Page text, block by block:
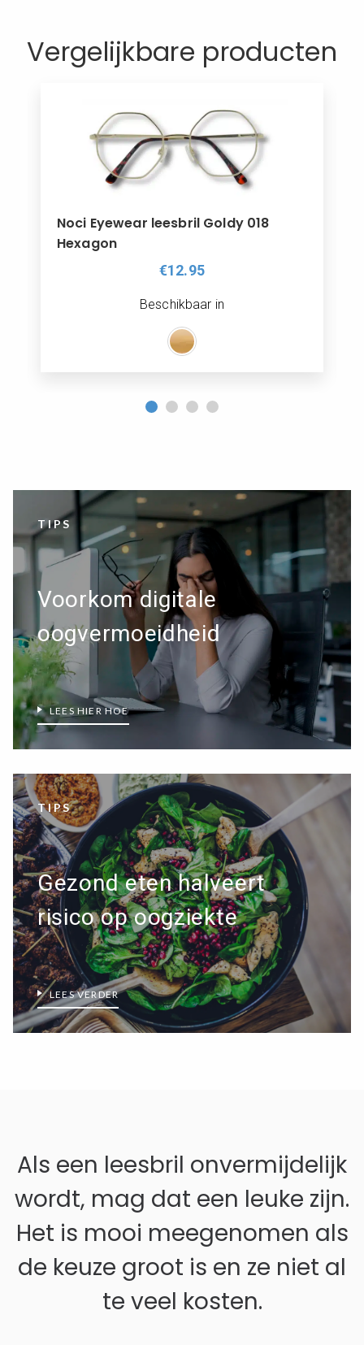
in Lezen123
Vergelijkbare producten
Noci Eyewear leesbril Goldy 018
Hexagon
€12.95
Beschikbaar in
TIPS
Voorkom digitale
oogvermoeidheid
LEES HIER HOE
TIPS
Gezond eten halveert
risico op oogziekte
LEES VERDER
Als een leesbril onvermijdelijk
wordt, mag dat een leuke zijn.
Het is mooi meegenomen als
de keuze groot is en ze niet al
te veel kosten.